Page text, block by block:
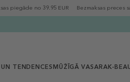
piegāde no 39.95 EUR Bezmaksas preces
TENDENCES MŪŽĪGĀ VASARAK-